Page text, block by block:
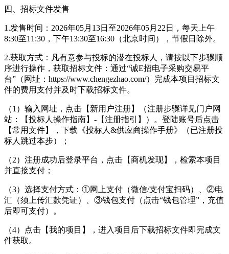
四、招标文件发售
1.发售时间：2026年05月13日至2026年05月22日，每天上午
8:30至11:30，下午13:30至16:30（北京时间），节假日除外。
2.获取方式：凡有意参与投标的潜在投标人，请按以下步骤顺
序进行操作，获取招标文件：通过“诚E招电子采购交易平
台”（网址：https://www.chengezhao.com/）完成本项目招标文
件的费用支付并及时下载招标文件。
（1）输入网址，点击【新用户注册】（注册步骤详见门户网
站：【投标人操作指南】-【注册指引】）。登陆账号后点击
【常用文件】，下载《投标人&供应商操作手册》（已注册投
标人跳过本步）；
（2）注册成功后登录平台，点击【商机发现】，检索本项目
并直接支付；
（3）选择支付方式：①网上支付（微信/支付宝扫码）、②电
汇（须上传汇款凭证）、③钱包支付（点击“钱包管理”，充值
后即可支付）。
（4）点击【我的项目】，进入项目后下载招标文件即完成文
件获取。